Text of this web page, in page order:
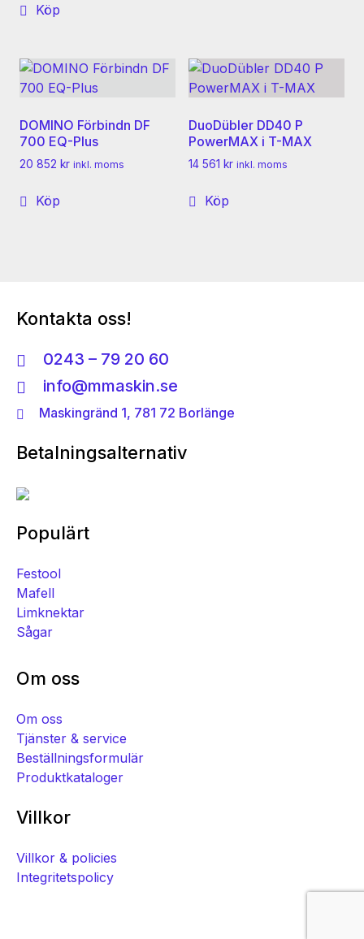
Köp
varianter.
De
olika
kan
DOMINO Förbindn DF
700 EQ-Plus
20 852 kr inkl. moms
Köp
DuoDübler DD40 P
PowerMAX i T-MAX
14 561 kr inkl. moms
Köp
Kontakta oss!
0243 – 79 20 60
info@mmaskin.se
Maskingränd 1, 781 72 Borlänge
Betalningsalternativ
Populärt
Festool
Mafell
Limknektar
Sågar
Om oss
Om oss
Tjänster & service
Beställningsformulär
Produktkataloger
Villkor
Villkor & policies
Integritetspolicy